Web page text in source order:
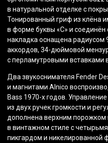
в натуральной отделке с
Тонированный гриф из клёна
в форме буквы «С» и
накладка оснащена радиусом
аккордов, 34-дюймовой
с перламутровыми вставками
Два звукоснимателя Fender
и магнитами Alnico
Bass 1970-х годов.
из двух ручек громкости и
дополнена верхним порожком
в винтажном стиле с
пикгардом и никелированной